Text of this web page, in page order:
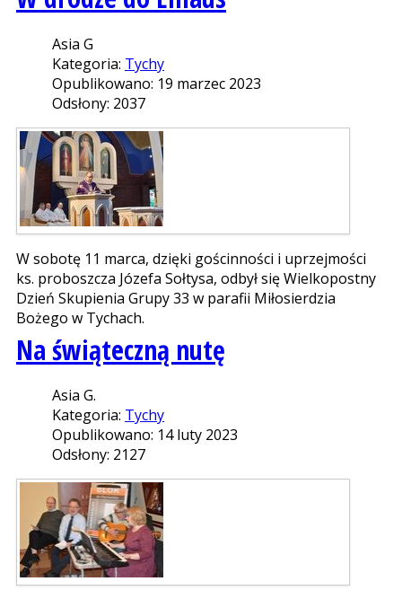
Asia G
Kategoria: Tychy
Opublikowano: 19 marzec 2023
Odsłony: 2037
W sobotę 11 marca, dzięki gościnności i uprzejmości
ks. proboszcza Józefa Sołtysa, odbył się Wielkopostny
Dzień Skupienia Grupy 33 w parafii Miłosierdzia
Bożego w Tychach.
Na świąteczną nutę
Asia G.
Kategoria: Tychy
Opublikowano: 14 luty 2023
Odsłony: 2127